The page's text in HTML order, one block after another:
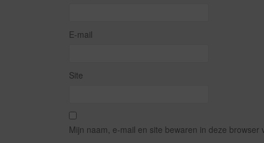
E-mail
Site
Mijn naam, e-mail en site bewaren in deze